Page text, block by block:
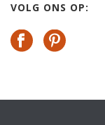
VOLG ONS OP: